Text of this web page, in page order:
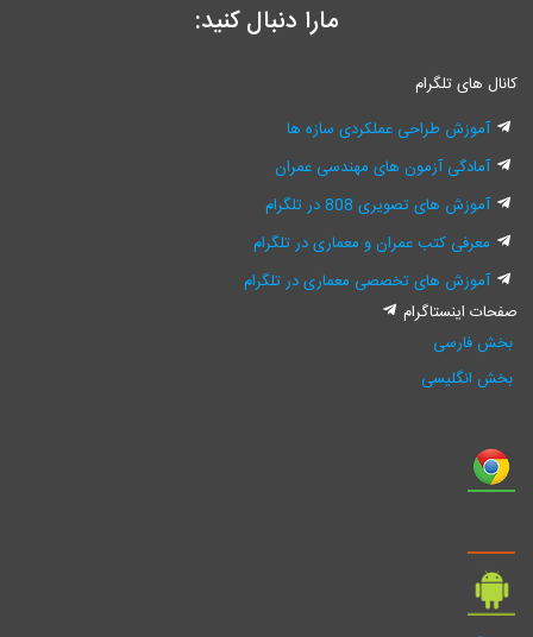
مارا دنبال کنید:
کانال های تلگرام
آموزش طراحی عملکردی سازه ها
آمادگی آزمون های مهندسی عمران
آموزش های تصویری 808 در تلگرام
معرفی کتب عمران و معماری در تلگرام
آموزش های تخصصی معماری در تلگرام
صفحات اینستاگرام
بخش فارسی
بخش انگلیسی